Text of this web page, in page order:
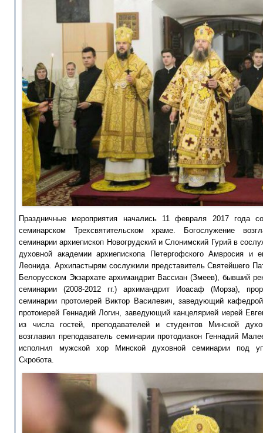
Праздничные мероприятия начались 11 февраля 2017 года
семинарском Трехсвятительском храме. Богослужение
семинарии архиепископ Новогрудский и Слонимский Гурий в
духовной академии архиепископа Петергофского Амвросия и
Леонида. Архипастырям сослужили представитель Святейшего
Белорусском Экзархате архимандрит Вассиан (Змеев), бывший
семинарии (2008-2012 гг.) архимандрит Иоасаф (Морза),
семинарии протоиерей Виктор Василевич, заведующий кафедрой
протоиерей Геннадий Логин, заведующий канцелярией иерей
из числа гостей, преподавателей и студентов Минской
возглавил преподаватель семинарии протодиакон Геннадий
исполнил мужской хор Минской духовной семинарии под
Скробота.